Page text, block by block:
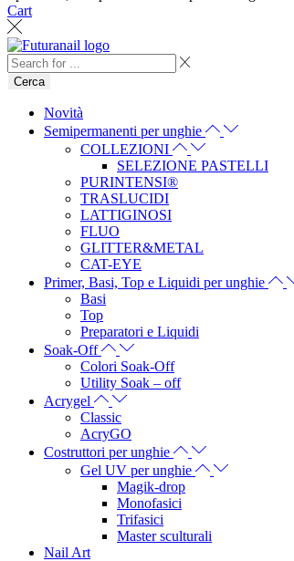
Cart
Cerca
Novità
Semipermanenti per unghie
COLLEZIONI
SELEZIONE PASTELLI
PURINTENSI®
TRASLUCIDI
LATTIGINOSI
FLUO
GLITTER&METAL
CAT-EYE
Primer, Basi, Top e Liquidi per unghie
Basi
Top
Preparatori e Liquidi
Soak-Off
Colori Soak-Off
Utility Soak – off
Acrygel
Classic
AcryGO
Costruttori per unghie
Gel UV per unghie
Magik-drop
Monofasici
Trifasici
Master sculturali
Nail Art